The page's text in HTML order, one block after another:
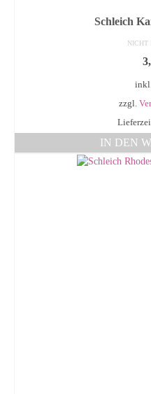
Schleich
NICHT
zzgl.
IN DEN